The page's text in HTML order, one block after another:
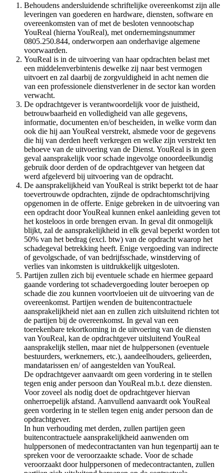
Behoudens andersluidende schriftelijke overeenkomst zijn alle
leveringen van goederen en hardware, diensten, software en
overeenkomsten van of met de besloten vennootschap
YouReal (hierna YouReal), met ondernemingsnummer
0805.250.844, onderworpen aan onderhavige algemene
voorwaarden.
YouReal is in de uitvoering van haar opdrachten belast met
een middelenverbintenis dewelke zij naar best vermogen
uitvoert en zal daarbij de zorgvuldigheid in acht nemen die
van een professionele dienstverlener in de sector kan worden
verwacht.
De opdrachtgever is verantwoordelijk voor de juistheid,
betrouwbaarheid en volledigheid van alle gegevens,
informatie, documenten en/of bescheiden, in welke vorm dan
ook die hij aan YouReal verstrekt, alsmede voor de gegevens
die hij van derden heeft verkregen en welke zijn verstrekt ten
behoeve van de uitvoering van de Dienst. YouReal is in geen
geval aansprakelijk voor schade ingevolge onoordeelkundig
gebruik door derden of de opdrachtgever van hetgeen dat
werd afgeleverd bij uitvoering van de opdracht.
De aansprakelijkheid van YouReal is strikt beperkt tot de haar
toevertrouwde opdrachten, zijnde de opdrachtomschrijving
opgenomen in de offerte. Enige gebreken in de uitvoering van
een opdracht door YouReal kunnen enkel aanleiding geven tot
het kosteloos in orde brengen ervan. In geval dit onmogelijk
blijkt, zal de aansprakelijkheid in elk geval beperkt worden tot
50% van het bedrag (excl. btw) van de opdracht waarop het
schadegeval betrekking heeft. Enige vergoeding van indirecte
of gevolgschade, of van bedrijfsschade, winstderving of
verlies van inkomsten is uitdrukkelijk uitgesloten.
Partijen zullen zich bij eventuele schade en hiermee gepaard
gaande vordering tot schadevergoeding louter beroepen op
schade die zou kunnen voortvloeien uit de uitvoering van de
overeenkomst. Partijen wenden de buitencontractuele
aansprakelijkheid niet aan en zullen zich uitsluitend richten tot
de partijen bij de overeenkomst. In geval van een
toerekenbare tekortkoming in de uitvoering van de diensten
van YouReal, kan de opdrachtgever uitsluitend YouReal
aansprakelijk stellen, maar niet de hulppersonen (eventuele
bestuurders, werknemers, etc.), aandeelhouders, gelieerden,
mandatarissen en/ of aangestelden van YouReal.
De opdrachtgever aanvaardt om geen vordering in te stellen
tegen enig ander persoon dan YouReal m.b.t. deze diensten.
Voor zoveel als nodig doet de opdrachtgever hiervan
onherroepelijk afstand. Aanvullend aanvaardt ook YouReal
geen vordering in te stellen tegen enig ander persoon dan de
opdrachtgever.
In hun verhouding met derden, zullen partijen geen
buitencontractuele aansprakelijkheid aanwenden om
hulppersonen of medecontractanten van hun tegenpartij aan te
spreken voor de veroorzaakte schade. Voor de schade
veroorzaakt door hulppersonen of medecontractanten, zullen